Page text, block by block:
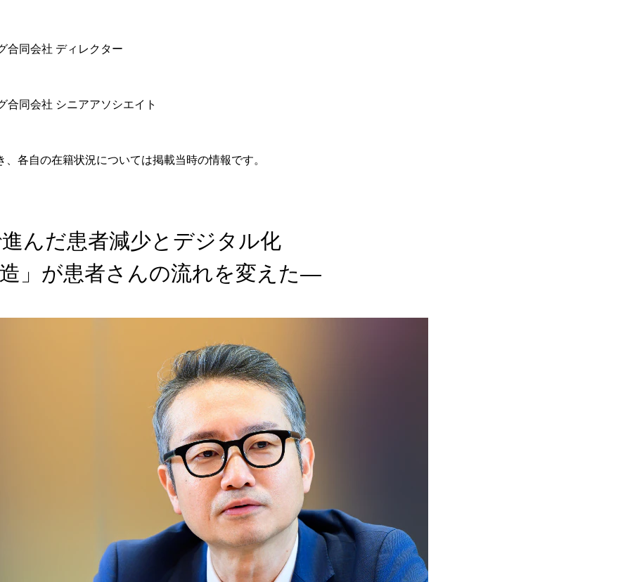
合同会社 ディレクター
合同会社 シニアアソシエイト
各自の在籍状況については掲載当時の情報です。
んだ患者減少とデジタル化
」が患者さんの流れを変えた―